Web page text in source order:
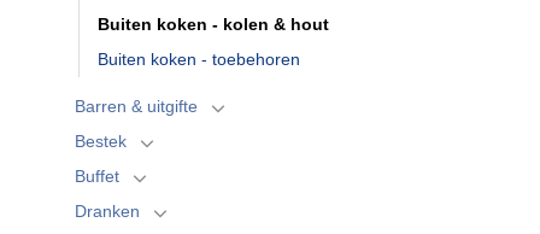
Buiten koken - kolen & hout
Buiten koken - toebehoren
Barren & uitgifte
Bestek
Buffet
Dranken